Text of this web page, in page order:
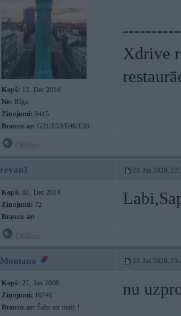
Kopš: 13. Dec 2014
No: Rīga
Ziņojumi: 8415
Braucu ar: G31/E53/E46/E39
Xdrive
revan1 23. Jan 2020,
Kopš: 02. Dec 2014
Ziņojumi: 72
Braucu ar:
Montana 23. Jan 2020,
Kopš: 27. Jan 2008
Ziņojumi: 10741
Braucu ar: Šahs un mats !
nu